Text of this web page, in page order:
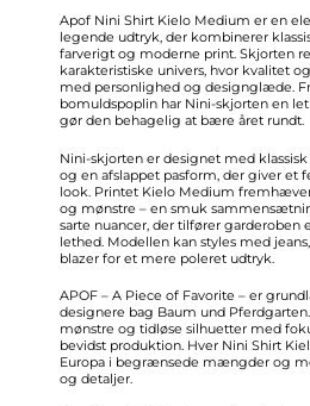
Apof Nini Shirt Kielo Medium er en
legende udtryk, der kombinerer
farverigt og moderne print. Skjorten
karakteristiske univers, hvor kvalitet
med personlighed og designglæde.
bomuldspoplin har Nini-skjorten en
gør den behagelig at bære året rundt.
Nini-skjorten er designet med
og en afslappet pasform, der giver
look. Printet Kielo Medium fremhæver
og mønstre – en smuk
sarte nuancer, der tilfører garderoben
lethed. Modellen kan styles med
blazer for et mere poleret udtryk.
APOF – A Piece of Favorite – er
designere bag Baum und
mønstre og tidløse silhuetter med
bevidst produktion. Hver Nini Shirt
Europa i begrænsede mængder og
og detaljer.